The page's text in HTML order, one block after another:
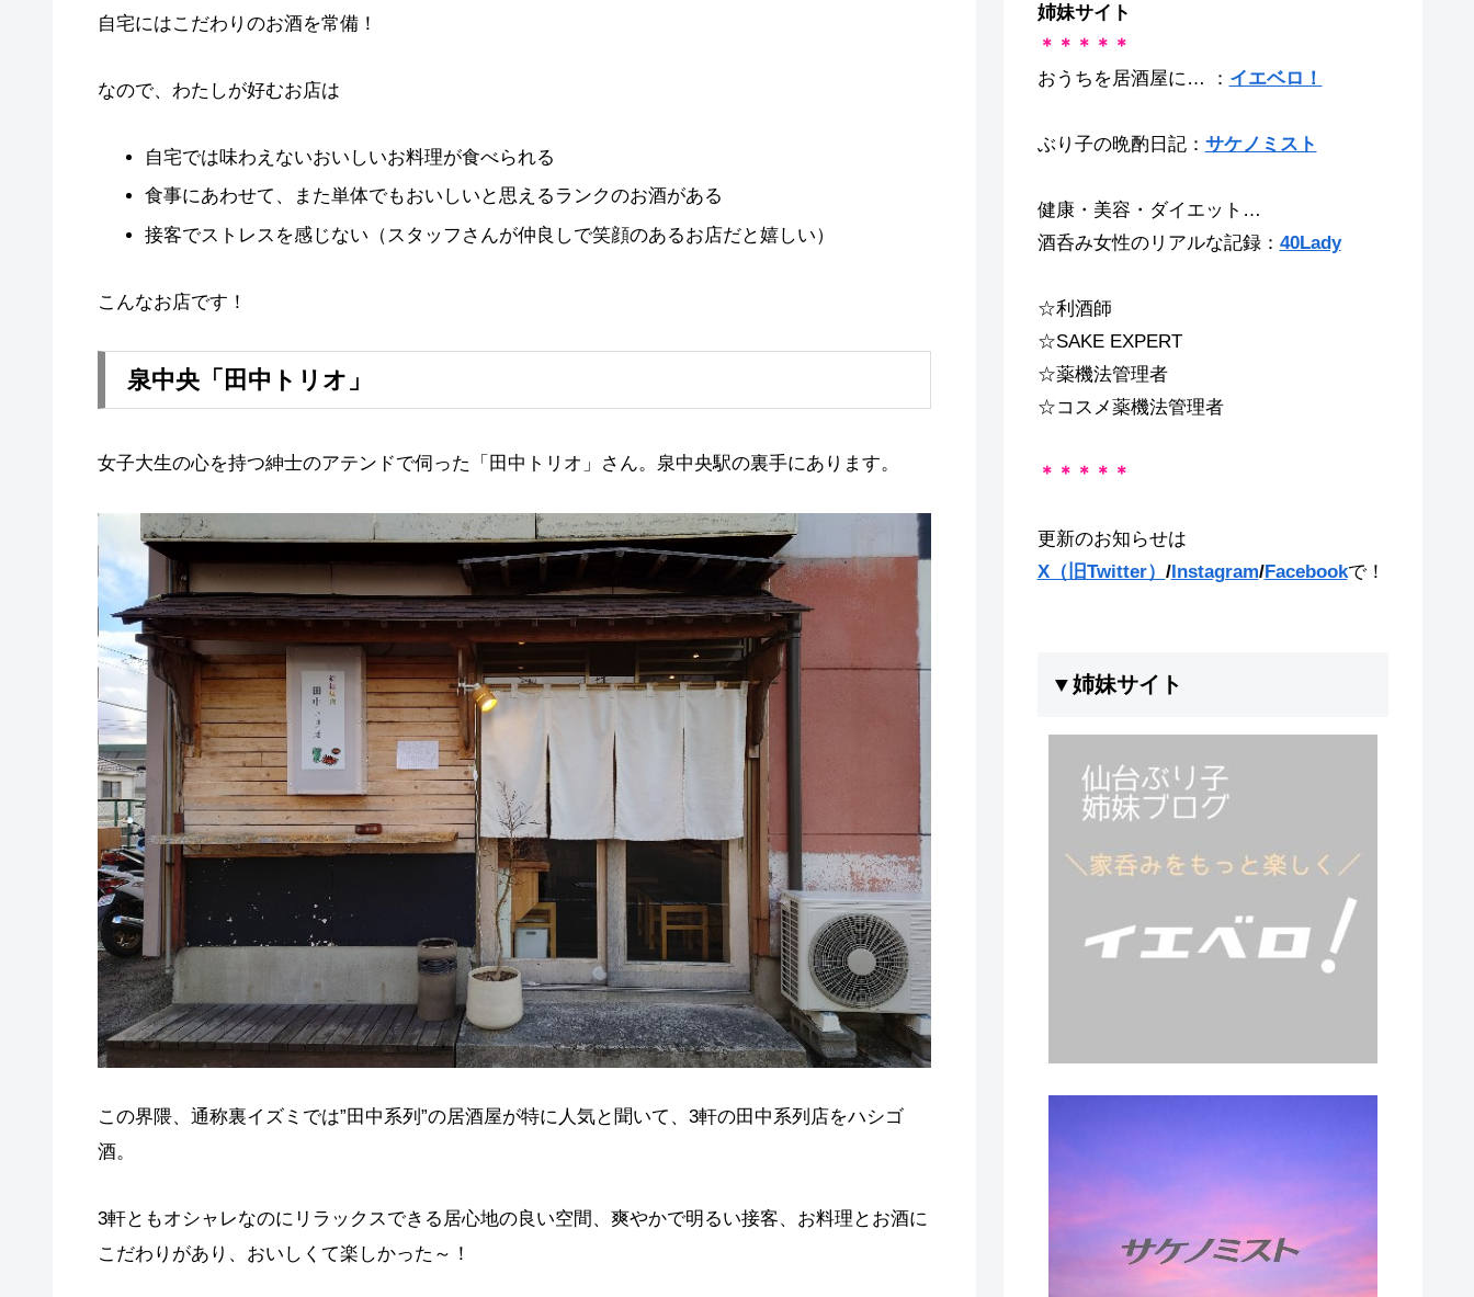
自宅にはこだわりのお酒を常備！
なので、わたしが好むお店は
自宅では味わえないおいしいお料理が食べられる
食事にあわせて、また単体でもおいしいと思えるランクのお酒がある
接客でストレスを感じない（スタッフさんが仲良しで笑顔のあるお店だと嬉しい）
こんなお店です！
泉中央「田中トリオ」
女子大生の心を持つ紳士のアテンドで伺った「田中トリオ」さん。泉中央駅の裏手にあります。
この界隈、通称裏イズミでは”田中系列”の居酒屋が特に人気と聞いて、3軒の田中系列店をハシゴ
酒。
3軒ともオシャレなのにリラックスできる居心地の良い空間、爽やかで明るい接客、お料理とお酒に
こだわりがあり、おいしくて楽しかった～！
姉妹サイト
＊＊＊＊＊
おうちを居酒屋に… ： イエベロ！
ぶり子の晩酌日記： サケノミスト
健康・美容・ダイエット…
酒呑み女性のリアルな記録： 40Lady
☆利酒師
☆SAKE EXPERT
☆薬機法管理者
☆コスメ薬機法管理者
＊＊＊＊＊
更新のお知らせは
X（旧Twitter） /Instagram/Facebookで！
▼姉妹サイト